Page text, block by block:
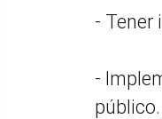
- Tener
-
público.